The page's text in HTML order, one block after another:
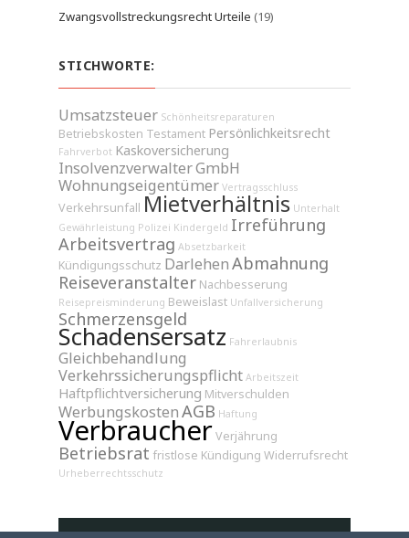
Zwangsvollstreckungsrecht Urteile (19)
STICHWORTE:
Umsatzsteuer Schönheitsreparaturen
Betriebskosten Testament Persönlichkeitsrecht
Fahrverbot Kaskoversicherung
InsolvenzverwalterGmbH
Wohnungseigentümer Vertragsschluss
Verkehrsunfall Mietverhältnis Unterhalt
Gewährleistung Polizei Kindergeld Irreführung
Arbeitsvertrag Absetzbarkeit
Kündigungsschutz DarlehenAbmahnung
Reiseveranstalter Nachbesserung
Reisepreisminderung Beweislast Unfallversicherung
Schmerzensgeld
Schadensersatz Fahrerlaubnis
Gleichbehandlung
Verkehrssicherungspflicht Arbeitszeit
Haftpflichtversicherung Mitverschulden
WerbungskostenAGB Haftung
VerbraucherVerjährung
Betriebsrat fristlose Kündigung Widerrufsrecht
Urheberrechtsschutz